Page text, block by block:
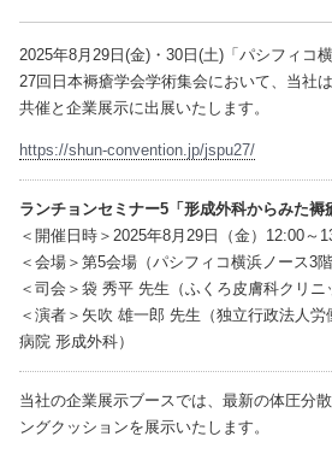
2025年8月29日(金)・30日(土)「パシフィコ
27回日本褥瘡学会学術集会において、当社
共催と企業展示に出展いたします。
https://shun-convention.jp/jspu27/
ランチョンセミナー5「形成外科からみた褥
＜開催日時＞2025年8月29日（金）12:00～
＜会場＞第5会場（パシフィコ横浜ノース3階
＜司会＞袋 秀平 先生（ふくろ皮膚科クリニ
＜演者＞矢吹 雄一郎 先生（独立行政法人
病院 形成外科）
当社の企業展示ブースでは、最新の体圧分
ングクッションを展示いたします。